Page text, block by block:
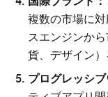
複数の市場に
スエンジンか
貨、デザイン）
プログレッシ